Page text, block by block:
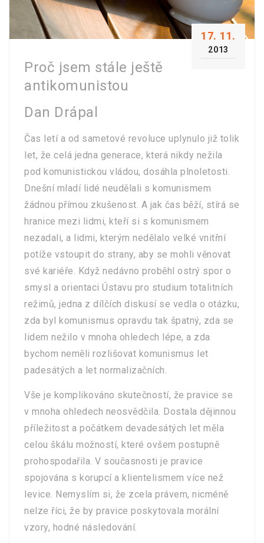
17. 11.
2013
Proč jsem stále ještě
antikomunistou
Dan Drápal
Čas letí a od sametové revoluce uplynulo již tolik
let, že celá jedna generace, která nikdy nežila
pod komunistickou vládou, dosáhla plnoletosti.
Dnešní mladí lidé neudělali s komunismem
žádnou přímou zkušenost. A jak čas běží, stírá se
hranice mezi lidmi, kteří si s komunismem
nezadali, a lidmi, kterým nedělalo velké vnitřní
potíže vstoupit do strany, aby se mohli věnovat
své kariéře. Když nedávno proběhl ostrý spor o
smysl a orientaci Ústavu pro studium totalitních
režimů, jedna z dílčích diskusí se vedla o otázku,
zda byl komunismus opravdu tak špatný, zda se
lidem nežilo v mnoha ohledech lépe, a zda
bychom neměli rozlišovat komunismus let
padesátých a let normalizačních.
Vše je komplikováno skutečností, že pravice se
v mnoha ohledech neosvědčila. Dostala dějinnou
příležitost a počátkem devadesátých let měla
celou škálu možností, které ovšem postupně
prohospodařila. V současnosti je pravice
spojována s korupcí a klientelismem více než
levice. Nemyslím si, že zcela právem, nicméně
nelze říci, že by pravice poskytovala morální
vzory, hodné následování.